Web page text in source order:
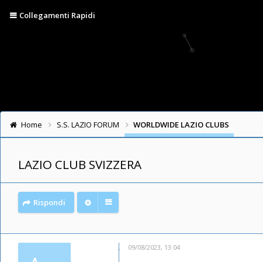
Collegamenti Rapidi
Home S.S. LAZIO FORUM WORLDWIDE LAZIO CLUBS
LAZIO CLUB SVIZZERA
Rispondi
09/08/2023, 13:04